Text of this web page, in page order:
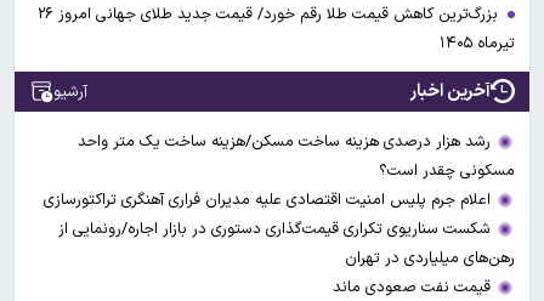
بزرگ‌ترین کاهش قیمت طلا رقم خورد/ قیمت جدید طلای جهانی امروز ۲۶
تیرماه ۱۴۰۵
آخرین اخبار آرشیو
رشد هزار درصدی هزینه ساخت مسکن/هزینه ساخت یک متر واحد
مسکونی چقدر است؟
اعلام جرم پلیس امنیت اقتصادی علیه مدیران فراری آهنگری تراکتورسازی
شکست سناریوی تکراری قیمت‌گذاری دستوری در بازار اجاره/رونمایی از
رهن‌های میلیاردی در تهران
قیمت نفت صعودی ماند